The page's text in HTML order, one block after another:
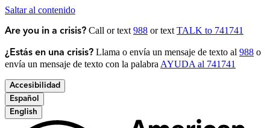
Saltar al contenido
Are you in a crisis? Call or text 988 or text TALK to 741741
¿Estás en una crisis? Llama o envía un mensaje de texto al 988 o
envía un mensaje de texto con la palabra AYUDA al 741741
Accesibilidad
Español
English